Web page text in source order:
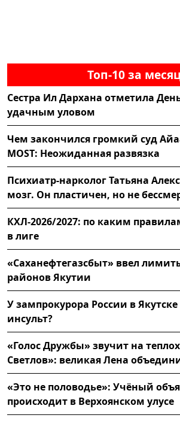
Топ-10 за
Сестра Ил Дархана отметила
удачным уловом
Чем закончился громкий суд
MOST: Неожиданная развязка
Психиатр-нарколог Татьяна
мозг. Он пластичен, но не
КХЛ-2026/2027: по каким
в лиге
«Саханефтегазсбыт» ввел
районов Якутии
У зампрокурора России в Якутске
инсульт?
«Голос Дружбы» звучит на
Светлов»: великая Лена
«Это не половодье»: Учёный
происходит в Верхоянском улусе